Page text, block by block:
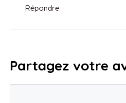
Répondre
Partagez votre